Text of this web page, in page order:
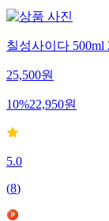
칠성사이다
25,500원
10%22,950원
5.0
(8)